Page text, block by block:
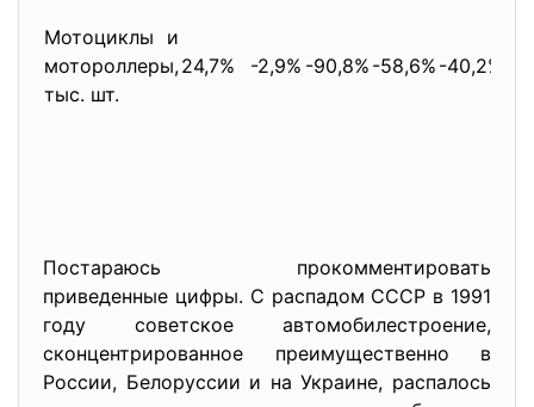
Мотоциклы и
мотороллеры,
тыс. шт.
24,7% -2,9% -90,8% -58,6% -40,2%
Постараюсь прокомментировать
приведенные цифры. С распадом СССР в 1991
году советское автомобилестроение,
сконцентрированное преимущественно в
России, Белоруссии и на Украине, распалось